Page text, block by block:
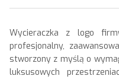
Wycieraczka z logo
profesjonalny,
stworzony z myślą o
luksusowych